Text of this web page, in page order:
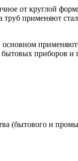
от круглой
применяют
приборов
(бытового и